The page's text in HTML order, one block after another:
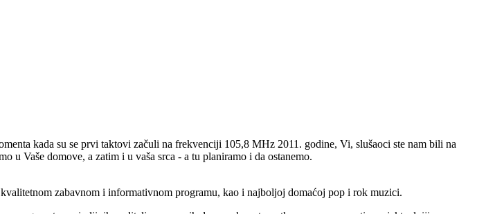
kada su se prvi taktovi začuli na frekvenciji 105,8 MHz 2011. godine, Vi, slušaoci ste nam bili na
Vaše domove, a zatim i u vaša srca - a tu planiramo i da ostanemo.
zabavnom i informativnom programu, kao i najboljoj domaćoj pop i rok muzici.